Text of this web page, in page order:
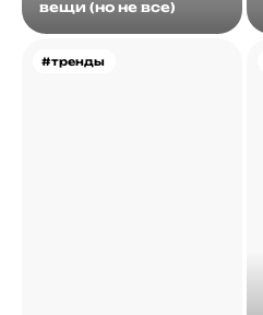
вещи (но не все)
#тренды